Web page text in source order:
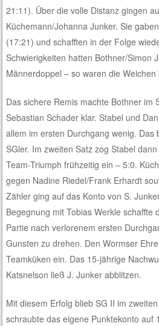
21:11). Über die volle Distanz gingen
Küchemann/Johanna Junker. Sie
(17:21) und schafften in der Folge
Schwierigkeiten hatten Bothner/Simon
Männerdoppel – so waren die
Das sichere Remis machte Bothner im
Sebastian Schader klar. Stabel und
allem im ersten Durchgang wenig. Das
SGler. Im zweiten Satz zog Stabel
Team-Triumph frühzeitig ein – 5:0.
gegen Nadine Riedel/Frank Erhardt
Zähler ging auf das Konto von S.
Begegnung mit Tobias Werkle schaffte
Partie nach verlorenem ersten
Gunsten zu drehen. Den Wormser
Teamküken ein. Das 15-jährige
Katsnelson ließ J. Junker abblitzen.
Mit diesem Erfolg blieb SG II im
schraubte das eigene Punktekonto auf